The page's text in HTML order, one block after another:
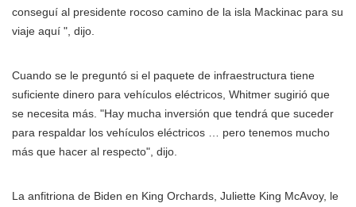
conseguí al presidente rocoso camino de la isla Mackinac para su
viaje aquí ", dijo.
Cuando se le preguntó si el paquete de infraestructura tiene
suficiente dinero para vehículos eléctricos, Whitmer sugirió que
se necesita más. "Hay mucha inversión que tendrá que suceder
para respaldar los vehículos eléctricos … pero tenemos mucho
más que hacer al respecto", dijo.
La anfitriona de Biden en King Orchards, Juliette King McAvoy, le